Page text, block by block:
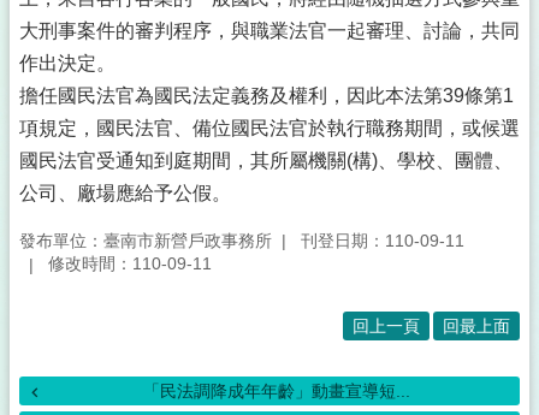
大刑事案件的審判程序，與職業法官一起審理、討論，共同
作出決定。
擔任國民法官為國民法定義務及權利，因此本法第39條第1
項規定，國民法官、備位國民法官於執行職務期間，或候選
國民法官受通知到庭期間，其所屬機關(構)、學校、團體、
公司、廠場應給予公假。
發布單位：臺南市新營戶政事務所
刊登日期：110-09-11
修改時間：110-09-11
回上一頁 回最上面
「民法調降成年年齡」動畫宣導短...